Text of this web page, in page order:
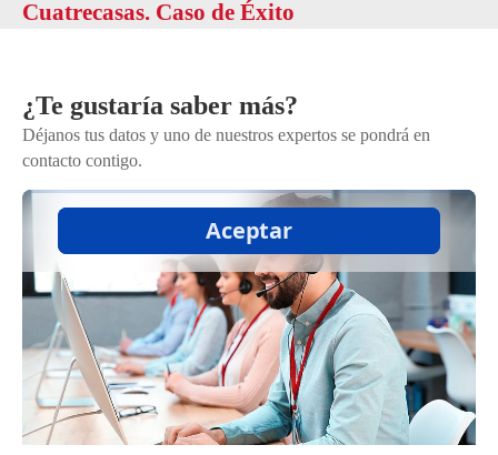
Cuatrecasas. Caso de Éxito
¿Te gustaría saber más?
Déjanos tus datos y uno de nuestros expertos se pondrá en
contacto contigo.